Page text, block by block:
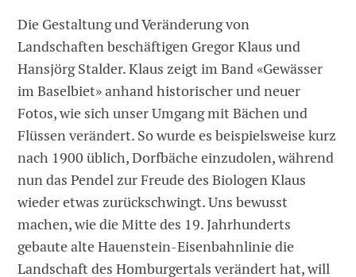
Die Gestaltung und Veränderung von
Landschaften beschäftigen Gregor Klaus und
Hansjörg Stalder. Klaus zeigt im Band «Gewässer
im Baselbiet» anhand historischer und neuer
Fotos, wie sich unser Umgang mit Bächen und
Flüssen verändert. So wurde es beispielsweise kurz
nach 1900 üblich, Dorfbäche einzudolen, während
nun das Pendel zur Freude des Biologen Klaus
wieder etwas zurückschwingt. Uns bewusst
machen, wie die Mitte des 19. Jahrhunderts
gebaute alte Hauenstein-Eisenbahnlinie die
Landschaft des Homburgertals verändert hat, will